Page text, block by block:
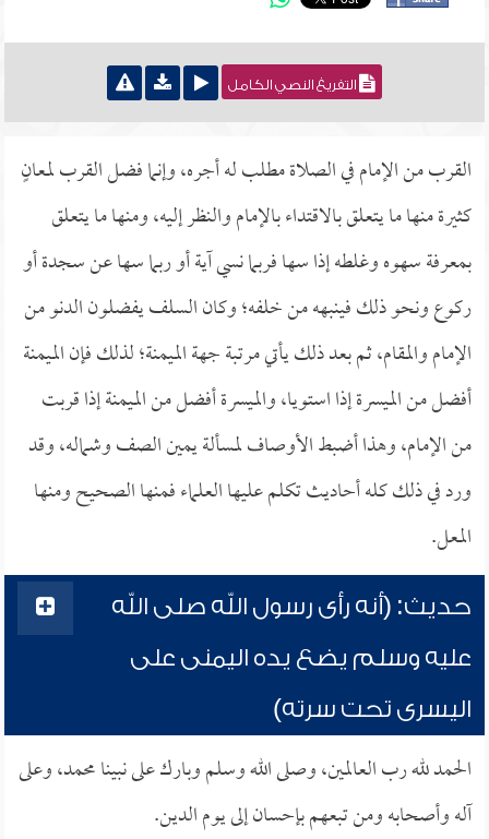
التفريغ النصي الكامل
القرب من الإمام في الصلاة مطلب له أجره، وإنما فضل القرب لمعانٍ
كثيرة منها ما يتعلق بالاقتداء بالإمام والنظر إليه، ومنها ما يتعلق
بمعرفة سهوه وغلطه إذا سها فربما نسي آية أو ربما سها عن سجدة أو
ركوع ونحو ذلك فينبهه من خلفه؛ وكان السلف يفضلون الدنو من
الإمام والمقام، ثم بعد ذلك يأتي مرتبة جهة الميمنة؛ لذلك فإن الميمنة
أفضل من الميسرة إذا استويا، والميسرة أفضل من الميمنة إذا قربت
من الإمام، وهذا أضبط الأوصاف لمسألة يمين الصف وشماله، وقد
ورد في ذلك كله أحاديث تكلم عليها العلماء فمنها الصحيح ومنها
المعل.
حديث: (أنه رأى رسول الله صلى الله
عليه وسلم يضع يده اليمنى على
اليسرى تحت سرته)
الحمد لله رب العالمين، وصلى الله وسلم وبارك على نبينا محمد، وعلى
آله وأصحابه ومن تبعهم بإحسان إلى يوم الدين.